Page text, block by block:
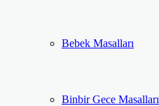
Bebek Masalları
Binbir Gece Masalları